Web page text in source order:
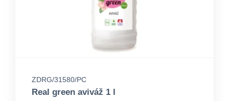
ZDRG/31580/PC
Real green aviváž 1 l